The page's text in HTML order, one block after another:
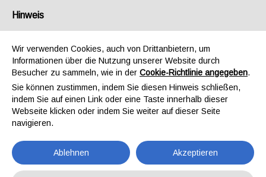
KOMPONENTEN
SNAP FOR LEASHES
372
Hinweis
Wir verwenden Cookies, auch von Drittanbietern, um
Informationen über die Nutzung unserer Website durch
Besucher zu sammeln, wie in der Cookie-Richtlinie angegeben.
Sie können zustimmen, indem Sie diesen Hinweis schließen,
indem Sie auf einen Link oder eine Taste innerhalb dieser
Webseite klicken oder indem Sie weiter auf dieser Seite
navigieren.
Ablehnen Akzeptieren